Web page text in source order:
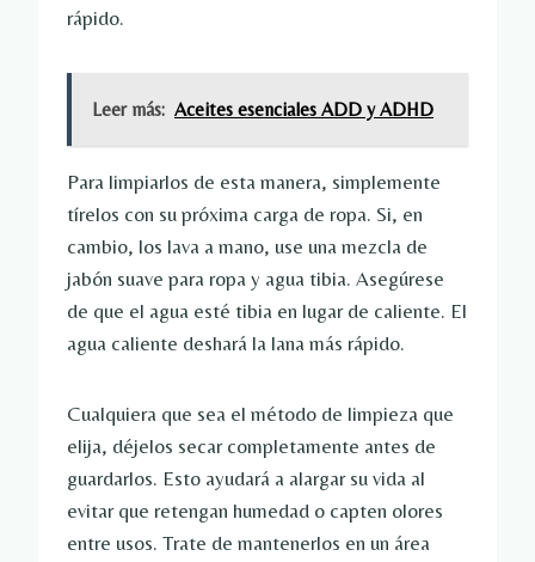
rápido.
Leer más: Aceites esenciales ADD y ADHD
Para limpiarlos de esta manera, simplemente
tírelos con su próxima carga de ropa. Si, en
cambio, los lava a mano, use una mezcla de
jabón suave para ropa y agua tibia. Asegúrese
de que el agua esté tibia en lugar de caliente. El
agua caliente deshará la lana más rápido.
Cualquiera que sea el método de limpieza que
elija, déjelos secar completamente antes de
guardarlos. Esto ayudará a alargar su vida al
evitar que retengan humedad o capten olores
entre usos. Trate de mantenerlos en un área